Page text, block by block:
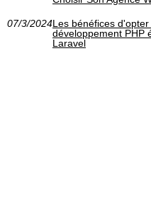
07/3/2024Les bénéfices
développement PHP
Laravel